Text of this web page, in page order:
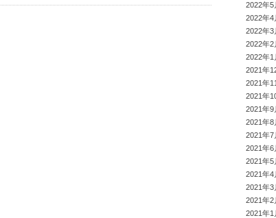
2022年5
2022年4
2022年3
2022年2
2022年1
2021年
2021年
2021年
2021年9
2021年8
2021年7
2021年6
2021年5
2021年4
2021年3
2021年2
2021年1